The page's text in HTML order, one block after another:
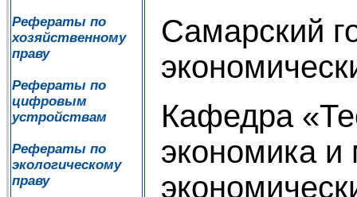
Рефераты по
хозяйственному
праву
Рефераты по
цифровым
устройствам
Рефераты по
экологическому
праву
Самарский
Кафедра
экономика